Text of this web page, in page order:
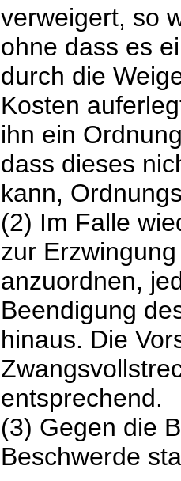
verweigert, so
ohne dass es
durch die
Kosten
ihn ein
dass dieses
kann,
(2) Im Falle
zur
anzuordnen,
Beendigung
hinaus. Die
entsprechend.
(3) Gegen die
Beschwerde